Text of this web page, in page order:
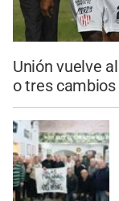
Unión vuelve
o tres